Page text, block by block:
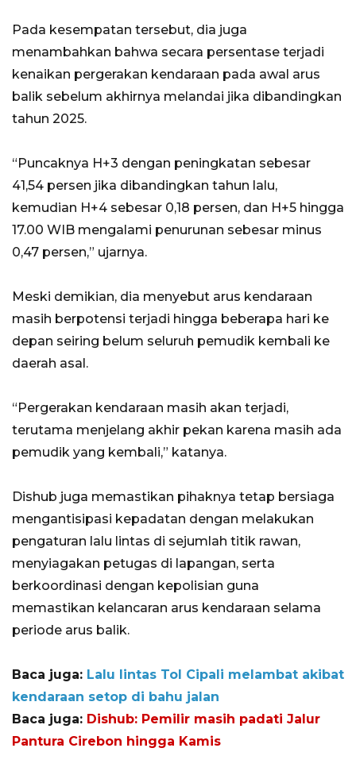
Pada kesempatan tersebut, dia juga
menambahkan bahwa secara persentase terjadi
kenaikan pergerakan kendaraan pada awal arus
balik sebelum akhirnya melandai jika dibandingkan
tahun 2025.
“Puncaknya H+3 dengan peningkatan sebesar
41,54 persen jika dibandingkan tahun lalu,
kemudian H+4 sebesar 0,18 persen, dan H+5 hingga
17.00 WIB mengalami penurunan sebesar minus
0,47 persen,” ujarnya.
Meski demikian, dia menyebut arus kendaraan
masih berpotensi terjadi hingga beberapa hari ke
depan seiring belum seluruh pemudik kembali ke
daerah asal.
“Pergerakan kendaraan masih akan terjadi,
terutama menjelang akhir pekan karena masih ada
pemudik yang kembali,” katanya.
Dishub juga memastikan pihaknya tetap bersiaga
mengantisipasi kepadatan dengan melakukan
pengaturan lalu lintas di sejumlah titik rawan,
menyiagakan petugas di lapangan, serta
berkoordinasi dengan kepolisian guna
memastikan kelancaran arus kendaraan selama
periode arus balik.
Baca juga: Lalu lintas Tol Cipali melambat akibat
kendaraan setop di bahu jalan
Baca juga: Dishub: Pemilir masih padati Jalur
Pantura Cirebon hingga Kamis